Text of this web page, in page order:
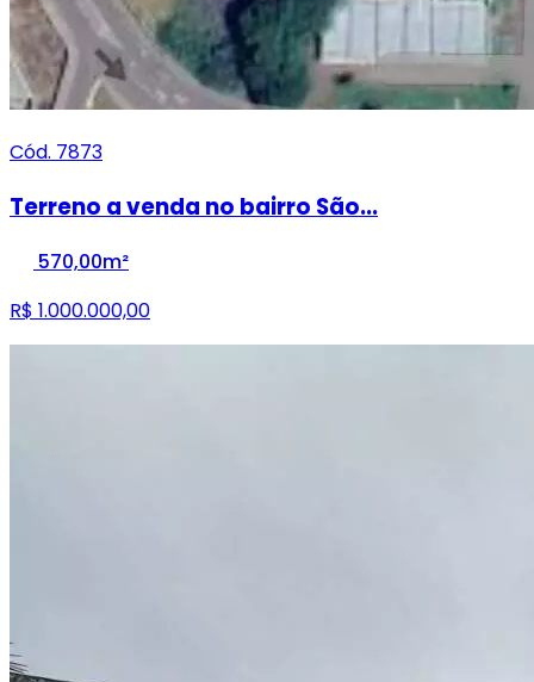
Cód. 7873
Terreno a venda no bairro São...
570,00m²
R$ 1.000.000,00